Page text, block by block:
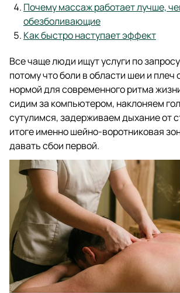
Почему массаж работает лучше,
обезболивающие
Как быстро наступает эффект
Все чаще люди ищут услуги по
потому что боли в области шеи и плеч
нормой для современного ритма
сидим за компьютером, наклоняем
сутулимся, задерживаем дыхание от
итоге именно шейно-воротниковая
давать сбои первой.